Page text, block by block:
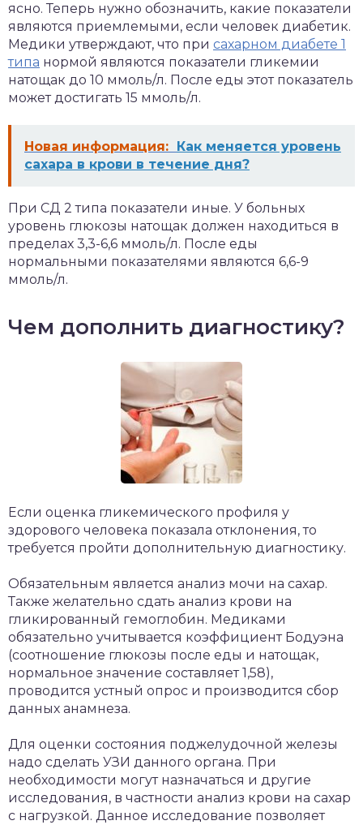
ясно. Теперь нужно обозначить, какие показатели
являются приемлемыми, если человек диабетик.
Медики утверждают, что при сахарном диабете 1
типа нормой являются показатели гликемии
натощак до 10 ммоль/л. После еды этот показатель
может достигать 15 ммоль/л.
Новая информация: Как меняется уровень
сахара в крови в течение дня?
При СД 2 типа показатели иные. У больных
уровень глюкозы натощак должен находиться в
пределах 3,3-6,6 ммоль/л. После еды
нормальными показателями являются 6,6-9
ммоль/л.
Чем дополнить диагностику?
Если оценка гликемического профиля у
здорового человека показала отклонения, то
требуется пройти дополнительную диагностику.
Обязательным является анализ мочи на сахар.
Также желательно сдать анализ крови на
гликированный гемоглобин. Медиками
обязательно учитывается коэффициент Бодуэна
(соотношение глюкозы после еды и натощак,
нормальное значение составляет 1,58),
проводится устный опрос и производится сбор
данных анамнеза.
Для оценки состояния поджелудочной железы
надо сделать УЗИ данного органа. При
необходимости могут назначаться и другие
исследования, в частности анализ крови на сахар
с нагрузкой. Данное исследование позволяет